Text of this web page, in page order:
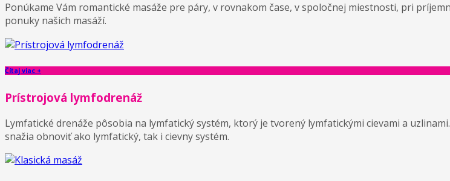
Ponúkame Vám romantické masáže pre páry, v rovnakom čase, v spoločnej miestnosti, pri
ponuky našich masáží.
Čítaj viac +
Prístrojová lymfodrenáž
Lymfatické drenáže pôsobia na lymfatický systém, ktorý je tvorený lymfatickými cievami a
snažia obnoviť ako lymfatický, tak i cievny systém.